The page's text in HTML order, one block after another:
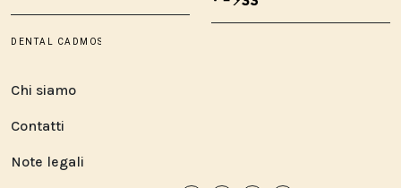
Chi siamo
Contatti
Note legali